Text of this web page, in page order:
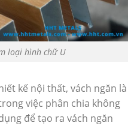
loại hình chữ U
kế nội thất, vách ngăn là
việc phân chia không
để tạo ra vách ngăn